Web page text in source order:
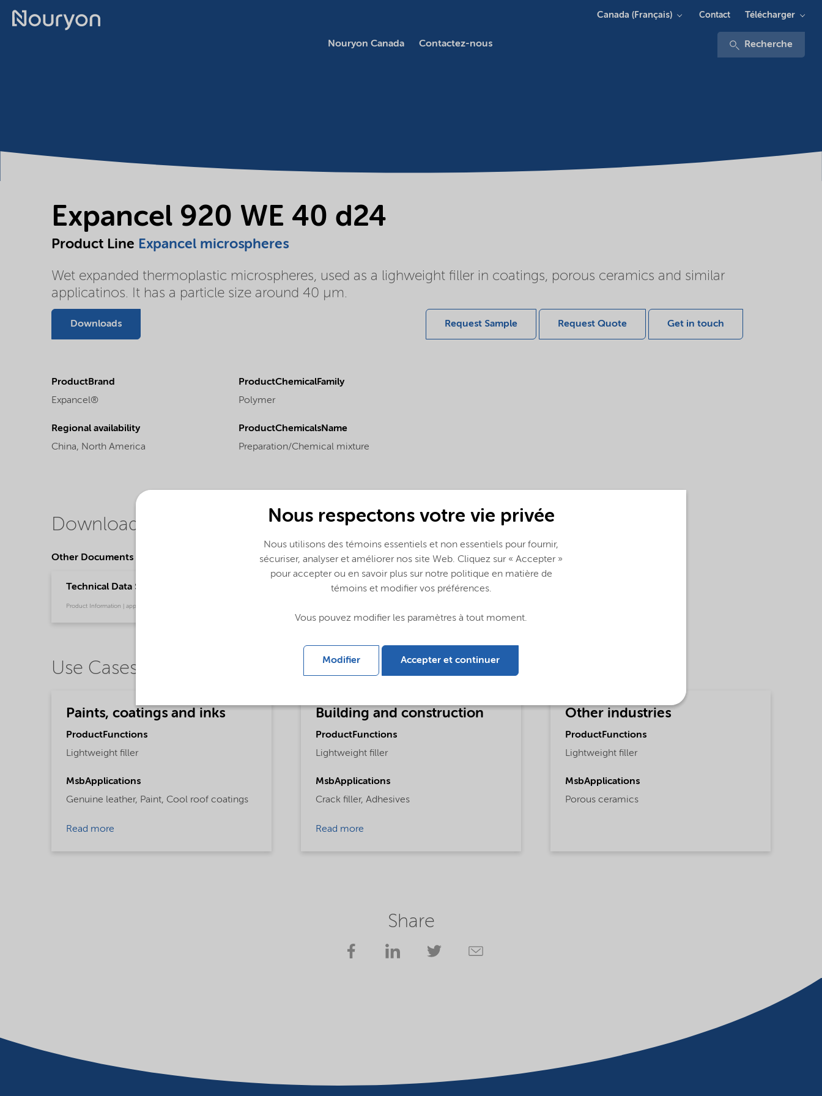
Nouryon Canada Contactez-nous Recherche
Canada (Français) Contact Télécharger
Expancel 920 WE 40 d24
Product Line Expancel microspheres
Wet expanded thermoplastic microspheres, used as a lighweight filler in coatings, porous ceramics and similar
applicatinos. It has a particle size around 40 µm.
Downloads Request Sample Request Quote Get in touch
ProductBrand
Expancel®
ProductChemicalFamily
Polymer
Regional availability
China, North America
ProductChemicalsName
Preparation/Chemical mixture
Downloads
Other Documents
Technical Data Sheet Expancel 920 WE 40 d24 - Global (English)
Product Information | application/pdf (463,1 KB) | English
Use Cases
Paints, coatings and inks
ProductFunctions
Lightweight filler
MsbApplications
Genuine leather, Paint, Cool roof coatings
Read more
Building and construction
ProductFunctions
Lightweight filler
MsbApplications
Crack filler, Adhesives
Read more
Other industries
ProductFunctions
Lightweight filler
MsbApplications
Porous ceramics
Share
Nous respectons votre vie privée
Nous utilisons des témoins essentiels et non essentiels pour fournir,
sécuriser, analyser et améliorer nos site Web. Cliquez sur « Accepter »
pour accepter ou en savoir plus sur notre politique en matière de
témoins et modifier vos préférences.
Vous pouvez modifier les paramètres à tout moment.
Modifier Accepter et continuer